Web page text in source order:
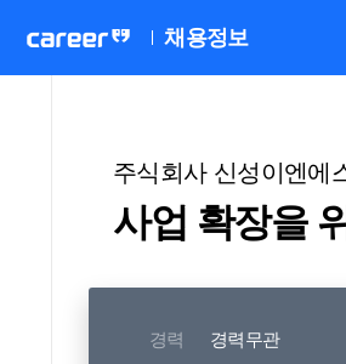
채용정보
주식회사 신성이엔에
사업 확장을
경력 경력무관